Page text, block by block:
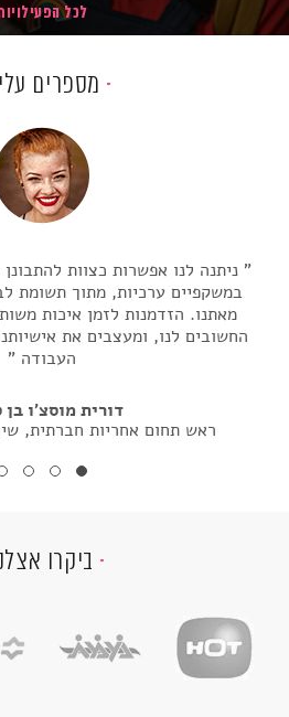
לכל
מספרים
ניתנה לנו אפשרות כצוות
במשקפיים ערכיות, מתוך תשומת
מאתנו. הזדמנות לזמן איכות
החשובים לנו, ומעצבים את
העבודה
דורית מוסצ'ו בן
ראש תחום אחריות חברתית,
ביקרו